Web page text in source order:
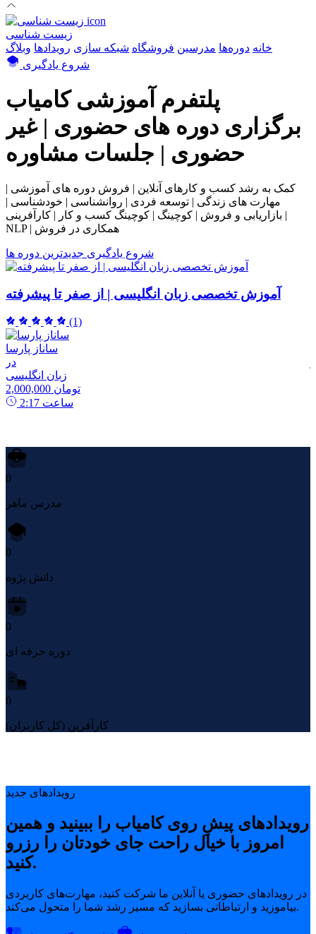
زیست شناسی
خانه دوره‌ها مدرسین فروشگاه شبکه سازی رویداد‌ها وبلاگ
شروع یادگیری
پلتفرم آموزشی کامیاب
برگزاری دوره های حضوری | غیر
حضوری | جلسات مشاوره
کمک به رشد کسب و کارهای آنلاین | فروش دوره های آموزشی |
مهارت های زندگی | توسعه فردی | روانشناسی | خودشناسی |
بازاریابی و فروش | کوچینگ | کوچینگ کسب و کار | کارآفرینی |
NLP | همکاری در فروش
شروع یادگیری جدیدترین دوره ها
آموزش تخصصی زبان انگلیسی | از صفر تا پیشرفته
(1)
ساناز پارسا
در
زبان انگلیسی
2,000,000 تومان
2:17 ساعت
0
مدرس ماهر
0
دانش پژوه
0
دوره حرفه ای
0
کارآفرین (کل کاربران)
رویدادهای جدید
رویدادهای پیشِ روی کامیاب را ببینید و همین
امروز با خیال راحت جای خودتان را رزرو
کنید.
در رویدادهای حضوری یا آنلاین ما شرکت کنید، مهارت‌های کاربردی
بیاموزید و ارتباطاتی بسازید که مسیر رشد شما را متحول می‌کند.